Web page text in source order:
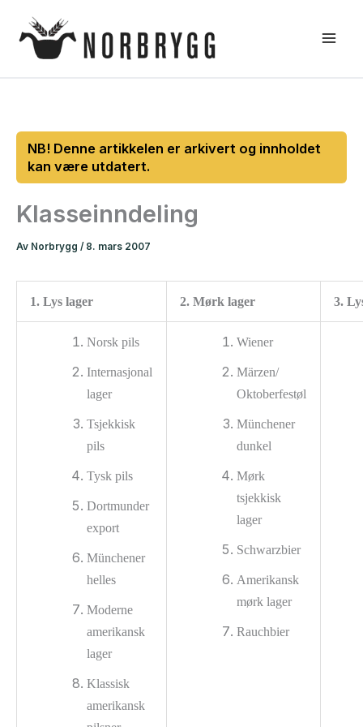
rett
Klasseinndeling
Av Norbrygg / 8. mars 2007
1. Lys lager 2. Mørk lager 3.
Norsk pils
Internasjonal
lager
Tsjekkisk
pils
Tysk pils
Dortmunder
export
Münchener
helles
Moderne
amerikansk
lager
Klassisk
amerikansk
Wiener
Märzen/
Oktoberfestøl
Münchener
dunkel
Mørk
tsjekkisk
lager
Schwarzbier
Amerikansk
mørk lager
Rauchbier